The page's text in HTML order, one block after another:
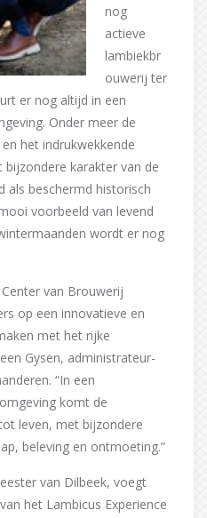
nog
actieve
lambiekbr
ouwerij ter
er nog altijd in een
Onder meer de
het indrukwekkende
karakter van de
als beschermd historisch
voorbeeld van levend
wordt er nog
van Brouwerij
op een innovatieve en
met het rijke
Gysen, administrateur-
“In een
komt de
leven, met bijzondere
beleving en ontmoeting.”
van Dilbeek, voegt
het Lambicus Experience